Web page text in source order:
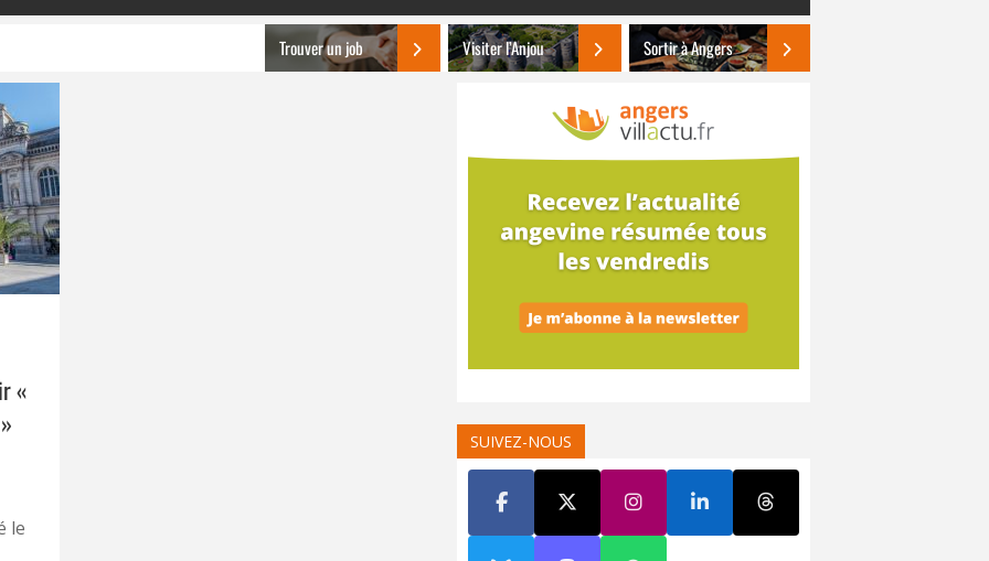
Trouver un job Visiter l’Anjou Sortir à Angers
«
le
SUIVEZ-NOUS